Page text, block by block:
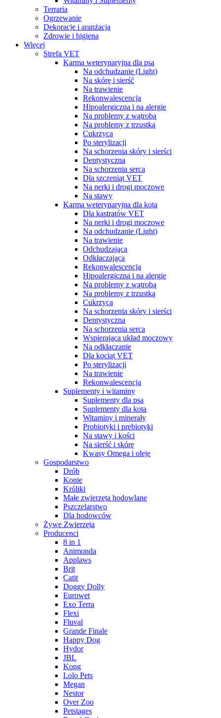
Terraria
Ogrzewanie
Dekoracje i aranżacja
Zdrowie i higiena
Więcej
Strefa VET
Karma weterynaryjna dla psa
Na odchudzanie (Light)
Na skórę i sierść
Na trawienie
Rekonwalescencja
Hipoalergiczna i na alergie
Na problemy z wątrobą
Na problemy z trzustką
Cukrzyca
Po sterylizacji
Na schorzenia skóry i sierści
Dentystyczna
Na schorzenia serca
Dla szczeniąt VET
Na nerki i drogi moczowe
Na stawy
Karma weterynaryjna dla kota
Dla kastratów VET
Na nerki i drogi moczowe
Na odchudzanie (Light)
Na trawienie
Odchudzająca
Odkłaczająca
Rekonwalescencja
Hipoalergiczna i na alergie
Na problemy z wątrobą
Na problemy z trzustką
Cukrzyca
Na schorzenia skóry i sierści
Dentystyczna
Na schorzenia serca
Wspierająca układ moczowy
Na odkłaczanie
Dla kociąt VET
Po sterylizacji
Na trawienie
Rekonwalescencja
Suplementy i witaminy
Suplementy dla psa
Suplementy dla kota
Witaminy i minerały
Probiotyki i prebiotyki
Na stawy i kości
Na sierść i skórę
Kwasy Omega i oleje
Gospodarstwo
Drób
Konie
Króliki
Małe zwierzęta hodowlane
Pszczelarstwo
Dla hodowców
Żywe Zwierzęta
Producenci
8 in 1
Animonda
Applaws
Brit
Catit
Doggy Dolly
Eurowet
Exo Terra
Flexi
Fluval
Grande Finale
Happy Dog
Hydor
JBL
Kong
Lolo Pets
Megan
Nestor
Over Zoo
Petstages